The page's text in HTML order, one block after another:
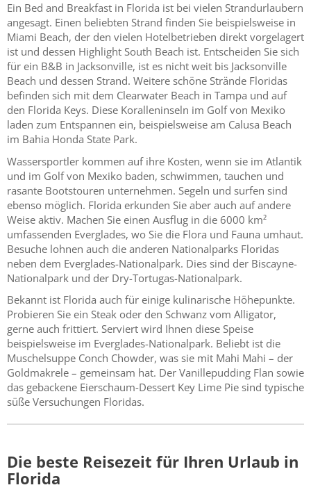
Ein Bed and Breakfast in Florida ist bei vielen Strandurlaubern
angesagt. Einen beliebten Strand finden Sie beispielsweise in
Miami Beach, der den vielen Hotelbetrieben direkt vorgelagert
ist und dessen Highlight South Beach ist. Entscheiden Sie sich
für ein B&B in Jacksonville, ist es nicht weit bis Jacksonville
Beach und dessen Strand. Weitere schöne Strände Floridas
befinden sich mit dem Clearwater Beach in Tampa und auf
den Florida Keys. Diese Koralleninseln im Golf von Mexiko
laden zum Entspannen ein, beispielsweise am Calusa Beach
im Bahia Honda State Park.
Wassersportler kommen auf ihre Kosten, wenn sie im Atlantik
und im Golf von Mexiko baden, schwimmen, tauchen und
rasante Bootstouren unternehmen. Segeln und surfen sind
ebenso möglich. Florida erkunden Sie aber auch auf andere
Weise aktiv. Machen Sie einen Ausflug in die 6000 km²
umfassenden Everglades, wo Sie die Flora und Fauna umhaut.
Besuche lohnen auch die anderen Nationalparks Floridas
neben dem Everglades-Nationalpark. Dies sind der Biscayne-
Nationalpark und der Dry-Tortugas-Nationalpark.
Bekannt ist Florida auch für einige kulinarische Höhepunkte.
Probieren Sie ein Steak oder den Schwanz vom Alligator,
gerne auch frittiert. Serviert wird Ihnen diese Speise
beispielsweise im Everglades-Nationalpark. Beliebt ist die
Muschelsuppe Conch Chowder, was sie mit Mahi Mahi – der
Goldmakrele – gemeinsam hat. Der Vanillepudding Flan sowie
das gebackene Eierschaum-Dessert Key Lime Pie sind typische
süße Versuchungen Floridas.
Die beste Reisezeit für Ihren Urlaub in
Florida